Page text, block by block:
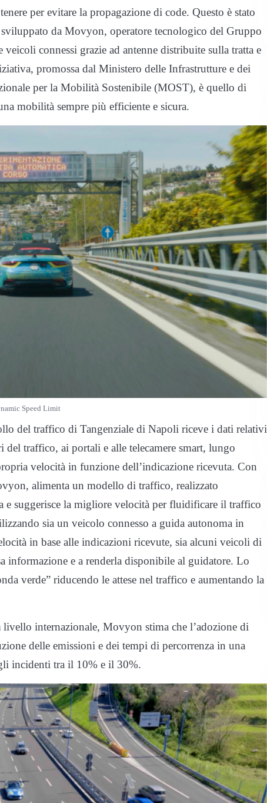
per evitare la propagazione di code. Questo è stato
da Movyon, operatore tecnologico del Gruppo
connessi grazie ad antenne distribuite sulla tratta e
promossa dal Ministero delle Infrastrutture e dei
per la Mobilità Sostenibile (MOST), è quello di
mobilità sempre più efficiente e sicura.
Speed Limit
del traffico di Tangenziale di Napoli riceve i dati relativi
traffico, ai portali e alle telecamere smart, lungo
velocità in funzione dell’indicazione ricevuta. Con
alimenta un modello di traffico, realizzato
e suggerisce la migliore velocità per fluidificare il traffico
sia un veicolo connesso a guida autonoma in
in base alle indicazioni ricevute, sia alcuni veicoli di
informazione e a renderla disponibile al guidatore. Lo
verde” riducendo le attese nel traffico e aumentando la
internazionale, Movyon stima che l’adozione di
delle emissioni e dei tempi di percorrenza in una
incidenti tra il 10% e il 30%.